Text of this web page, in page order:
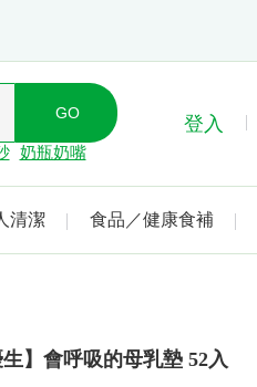
奶瓶奶嘴
登入
清潔 食品／健康食補
生】會呼吸的母乳墊 52入